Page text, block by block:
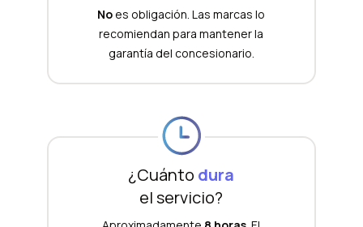
Noes obligación. Las marcas lo
recomiendan para mantener la
garantía del concesionario.
¿Cuánto dura
el servicio?